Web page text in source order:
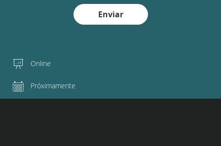
Enviar
Online
Próximamente